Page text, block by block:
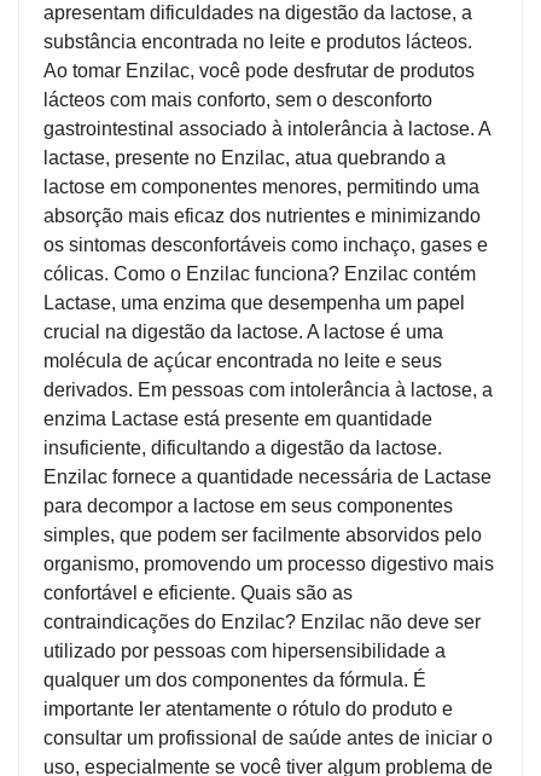
apresentam dificuldades na digestão da lactose, a
substância encontrada no leite e produtos lácteos.
Ao tomar Enzilac, você pode desfrutar de produtos
lácteos com mais conforto, sem o desconforto
gastrointestinal associado à intolerância à lactose. A
lactase, presente no Enzilac, atua quebrando a
lactose em componentes menores, permitindo uma
absorção mais eficaz dos nutrientes e minimizando
os sintomas desconfortáveis como inchaço, gases e
cólicas. Como o Enzilac funciona? Enzilac contém
Lactase, uma enzima que desempenha um papel
crucial na digestão da lactose. A lactose é uma
molécula de açúcar encontrada no leite e seus
derivados. Em pessoas com intolerância à lactose, a
enzima Lactase está presente em quantidade
insuficiente, dificultando a digestão da lactose.
Enzilac fornece a quantidade necessária de Lactase
para decompor a lactose em seus componentes
simples, que podem ser facilmente absorvidos pelo
organismo, promovendo um processo digestivo mais
confortável e eficiente. Quais são as
contraindicações do Enzilac? Enzilac não deve ser
utilizado por pessoas com hipersensibilidade a
qualquer um dos componentes da fórmula. É
importante ler atentamente o rótulo do produto e
consultar um profissional de saúde antes de iniciar o
uso, especialmente se você tiver algum problema de